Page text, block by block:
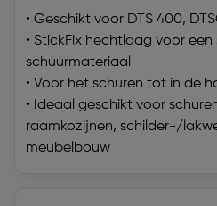
• Geschikt voor DTS 400,
• StickFix hechtlaag voor
schuurmateriaal
• Voor het schuren tot in de
• Ideaal geschikt voor
raamkozijnen, schilder-/
meubelbouw